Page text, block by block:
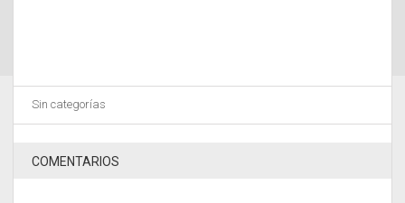
Sin categorías
COMENTARIOS